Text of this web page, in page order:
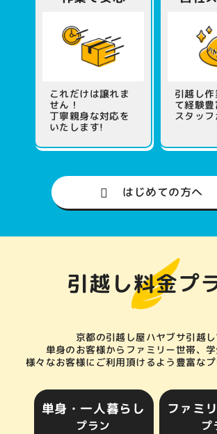
これだけは譲れま
せん！
丁寧親身な対応を
いたします!
引越し
て経験
スタッフ
はじめての方へ
引越し料金プ
京都の引越し屋ハヤブサ引越
単身のお客様からファミリー世帯、
様々なお客様にご利用頂けるよう豊富なプ
単身・一人暮らし
プラン
ファミ
プ